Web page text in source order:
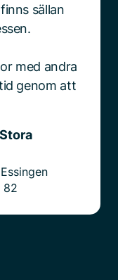
sällan
med andra
genom att
82